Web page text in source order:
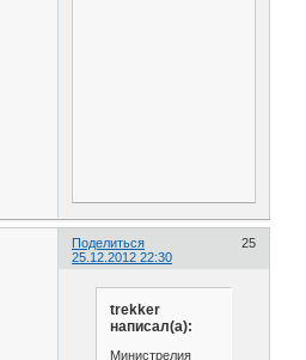
Поделиться
25
25.12.2012 22:30
trekker
написал(а):
Министрелия